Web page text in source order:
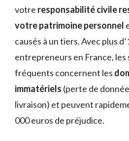
votre responsabilité civile
votre patrimoine personnel
causés à un tiers. Avec plus
entrepreneurs en France, les
fréquents concernent les
immatériels (perte de
livraison) et peuvent
000 euros de préjudice.